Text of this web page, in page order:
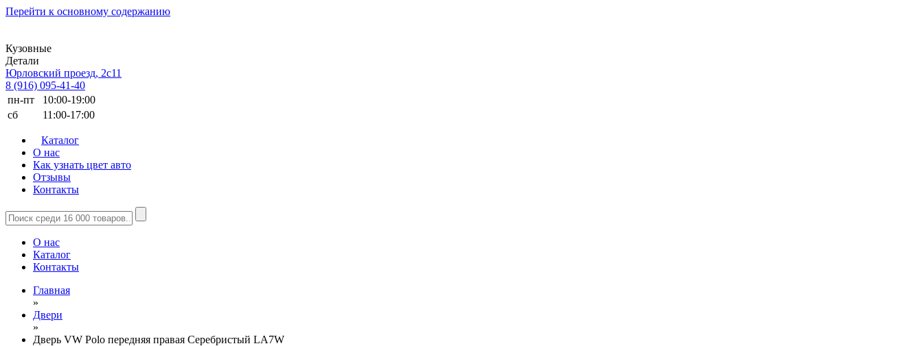
Перейти к основному содержанию
Кузовные
Детали
Юрловский проезд, 2с11
8 (916) 095-41-40
пн-пт
10:00-19:00
сб
11:00-17:00
Каталог
О нас
Как узнать цвет авто
Отзывы
Контакты
О нас
Каталог
Контакты
Главная
»
Двери
»
Дверь VW Polo передняя правая Серебристый LA7W